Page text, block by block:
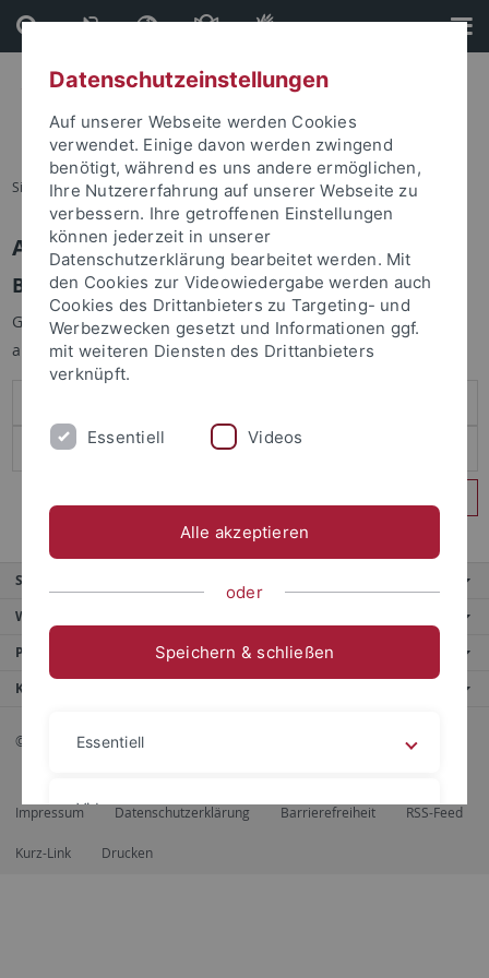
Direkt
zum
Inhalt
Direkt
zur
Fußleiste
Sie sind hier: Startseite
Anmelden
Benutzeranmeldung
Geben Sie Ihren Benutzernamen und Ihr Passwort an um sich
anzumelden:
Service
Weitere Angebote
Portale
Kontaktinfo
© 2026 Eberhard Karls Universität Tübingen, Tübingen
Impressum Datenschutzerklärung Barrierefreiheit RSS-Feed
Kurz-Link Drucken
Datenschutzeinstellungen
Auf unserer Webseite werden Cookies
verwendet. Einige davon werden zwingend
benötigt, während es uns andere ermöglichen,
Ihre Nutzererfahrung auf unserer Webseite zu
verbessern. Ihre getroffenen Einstellungen
können jederzeit in unserer
Datenschutzerklärung bearbeitet werden. Mit
den Cookies zur Videowiedergabe werden auch
Cookies des Drittanbieters zu Targeting- und
Werbezwecken gesetzt und Informationen ggf.
mit weiteren Diensten des Drittanbieters
verknüpft.
Essentiell Videos
Alle akzeptieren
oder
Speichern & schließen
Essentiell
Videos